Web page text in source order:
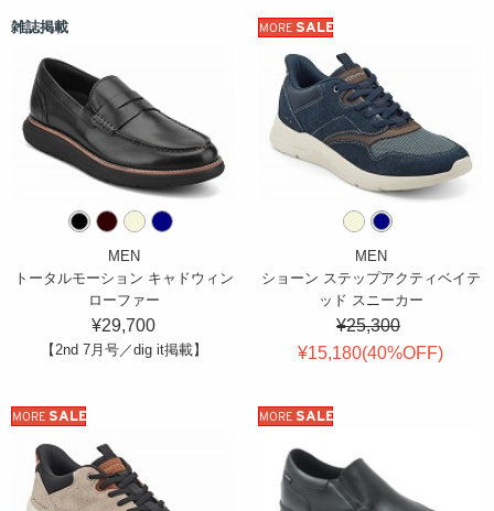
雑誌掲載
MEN
トータルモーション キャドウィン
ローファー
¥29,700
【2nd 7月号／dig it掲載】
MORE SALE
MEN
ショーン ステップアクティベイテ
ッド スニーカー
¥25,300
¥15,180(40%OFF)
MORE SALE MORE SALE